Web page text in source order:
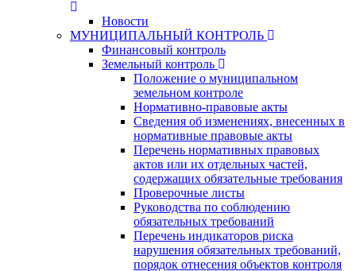
Новости
МУНИЦИПАЛЬНЫЙ КОНТРОЛЬ
Финансовый контроль
Земельный контроль
Положение о муниципальном
земельном контроле
Нормативно-правовые акты
Сведения об изменениях, внесенных в
нормативные правовые акты
Перечень нормативных правовых
актов или их отдельных частей,
содержащих обязательные требования
Проверочные листы
Руководства по соблюдению
обязательных требований
Перечень индикаторов риска
нарушения обязательных требований,
порядок отнесения объектов контроля